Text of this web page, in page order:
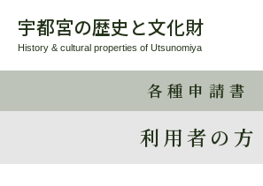
宇都宮の歴史と文化財
History & cultural properties of Utsunomiya
各種申請書
利用者の方